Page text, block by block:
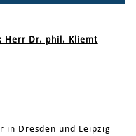
Herr Dr. phil. Kliemt
in Dresden und Leipzig